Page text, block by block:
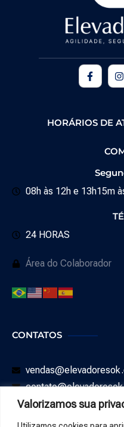
Valorizamos sua
HORÁRIOS DE
08h às 12h e 13h15m
24 HORAS
Área do Colaborador
CONTATOS
SAC: 0800 008 0544